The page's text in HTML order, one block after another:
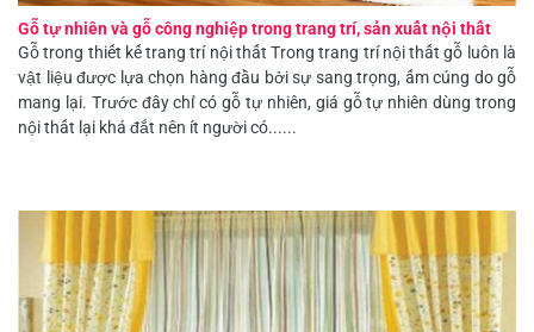
Gỗ tự nhiên và gỗ công nghiệp trong trang trí, sản xuất nội thất
Gỗ trong thiết kế trang trí nội thất Trong trang trí nội thất gỗ luôn là
vật liệu được lựa chọn hàng đầu bởi sự sang trọng, ấm cúng do gỗ
mang lại. Trước đây chỉ có gỗ tự nhiên, giá gỗ tự nhiên dùng trong
nội thất lại khá đắt nên ít người có......